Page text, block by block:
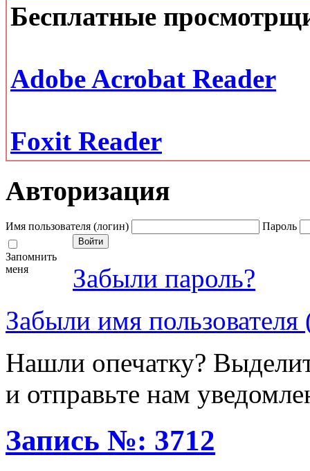
Бесплатные
Adobe Acrobat Reader
Foxit Reader
Авторизация
Имя пользователя (логин) Пароль
Запомнить
меня
Забыли пароль?
Забыли имя пользователя
Нашли опечатку?
и отправьте нам
Запись №: 3712